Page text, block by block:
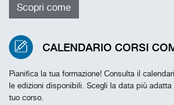
Scopri come
CALENDARIO CORSI
Pianifica la tua formazione! Consulta il
le edizioni disponibili. Scegli la data più
tuo corso.